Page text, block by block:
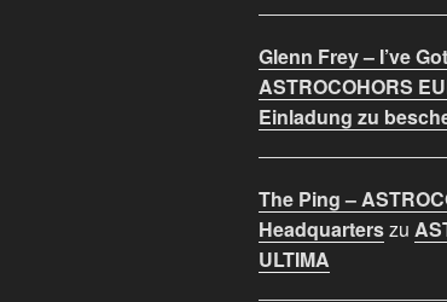
Glenn Frey – I’ve
ASTROCOHORS
Einladung zu
The Ping –
Headquarterszu
ULTIMA